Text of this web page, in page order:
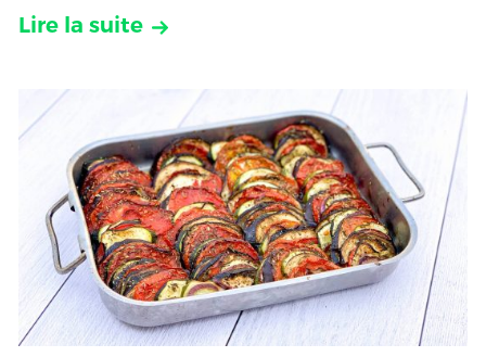
Lire la suite